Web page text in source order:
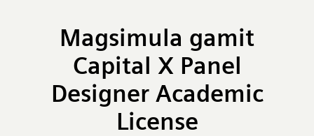
Magsimula gamit
Capital X Panel
Designer Academic
License